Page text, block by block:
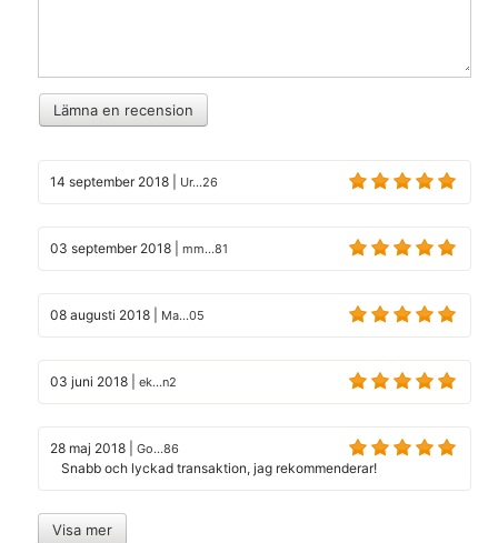
Lämna en recension
14 september 2018 Ur...26
03 september 2018 mm...81
08 augusti 2018 Ma...05
03 juni 2018 ek...n2
28 maj 2018 Go...86
Snabb och lyckad transaktion, jag rekommenderar!
Visa mer